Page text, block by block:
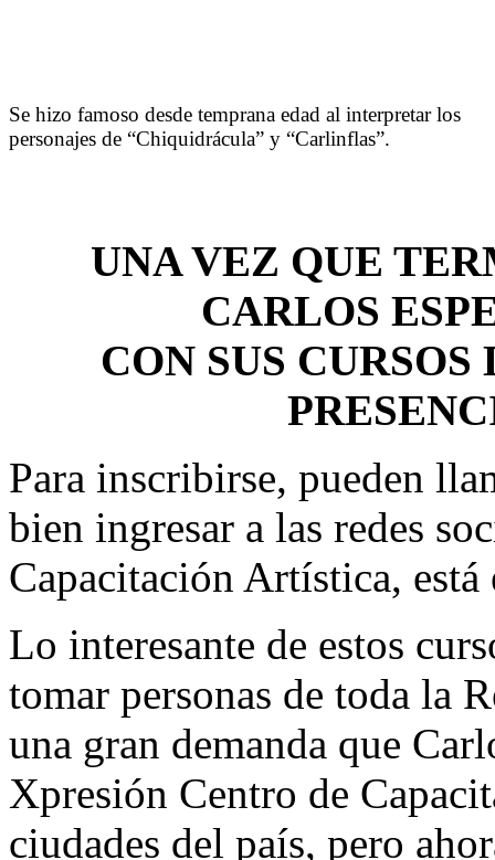
Se hizo famoso desde temprana edad al interpretar los
personajes de “Chiquidrácula” y “Carlinflas”.
UNA VEZ QUE
CARLOS
CON SUS
Para inscribirse, pueden
bien ingresar a las redes
Capacitación Artística,
Lo interesante de estos
tomar personas de toda la
una gran demanda que
Xpresión Centro de
ciudades del país, pero